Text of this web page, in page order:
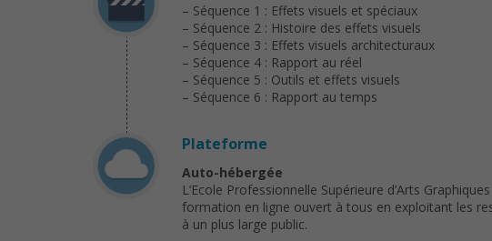
– Séquence 1 : Effets visuels et spéciaux
– Séquence 2 : Histoire des effets visuels
– Séquence 3 : Effets visuels architecturaux
– Séquence 4 : Rapport au réel
– Séquence 5 : Outils et effets visuels
– Séquence 6 : Rapport au temps
Plateforme
Auto-hébergée
L’Ecole Professionnelle Supérieure d’Arts
formation en ligne ouvert à tous en exploitant les
à un plus large public.